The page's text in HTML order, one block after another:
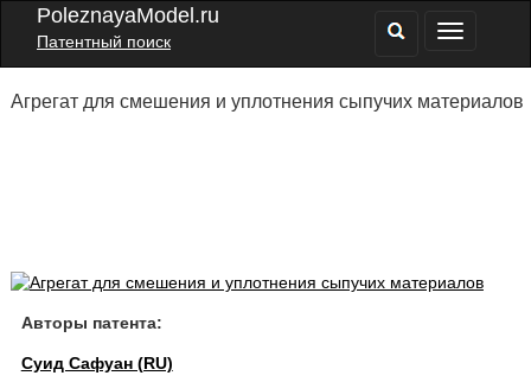
PoleznayaModel.ru
Патентный поиск
Агрегат для смешения и уплотнения сыпучих материалов
Авторы патента:
Суид Сафуан (RU)